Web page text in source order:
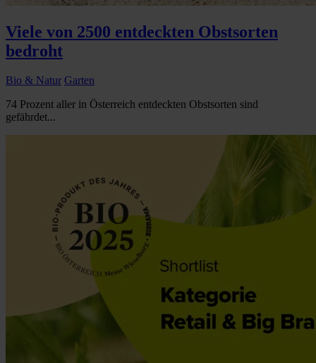
Viele von 2500 entdeckten Obstsorten
bedroht
Bio & Natur Garten
74 Prozent aller in Österreich entdeckten Obstsorten sind
gefährdet...